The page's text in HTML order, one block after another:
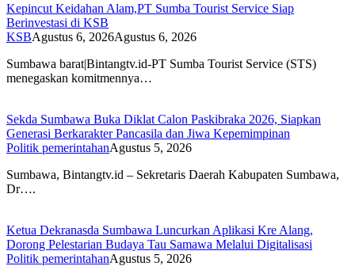
Kepincut Keidahan Alam,PT Sumba Tourist Service Siap
Berinvestasi di KSB
KSBAgustus 6, 2026Agustus 6, 2026
Sumbawa barat|Bintangtv.id-PT Sumba Tourist Service (STS)
menegaskan komitmennya…
Sekda Sumbawa Buka Diklat Calon Paskibraka 2026, Siapkan
Generasi Berkarakter Pancasila dan Jiwa Kepemimpinan
Politik pemerintahanAgustus 5, 2026
Sumbawa, Bintangtv.id – Sekretaris Daerah Kabupaten Sumbawa,
Dr….
Ketua Dekranasda Sumbawa Luncurkan Aplikasi Kre Alang,
Dorong Pelestarian Budaya Tau Samawa Melalui Digitalisasi
Politik pemerintahanAgustus 5, 2026